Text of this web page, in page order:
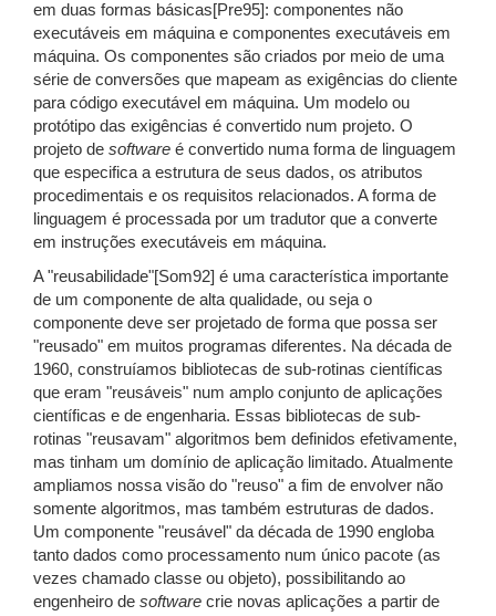
em duas formas básicas[Pre95]: componentes não
executáveis em máquina e componentes executáveis em
máquina. Os componentes são criados por meio de uma
série de conversões que mapeam as exigências do cliente
para código executável em máquina. Um modelo ou
protótipo das exigências é convertido num projeto. O
projeto de software é convertido numa forma de linguagem
que especifica a estrutura de seus dados, os atributos
procedimentais e os requisitos relacionados. A forma de
linguagem é processada por um tradutor que a converte
em instruções executáveis em máquina.
A "reusabilidade"[Som92] é uma característica importante
de um componente de alta qualidade, ou seja o
componente deve ser projetado de forma que possa ser
"reusado" em muitos programas diferentes. Na década de
1960, construíamos bibliotecas de sub-rotinas científicas
que eram "reusáveis" num amplo conjunto de aplicações
científicas e de engenharia. Essas bibliotecas de sub-
rotinas "reusavam" algoritmos bem definidos efetivamente,
mas tinham um domínio de aplicação limitado. Atualmente
ampliamos nossa visão do "reuso" a fim de envolver não
somente algoritmos, mas também estruturas de dados.
Um componente "reusável" da década de 1990 engloba
tanto dados como processamento num único pacote (as
vezes chamado classe ou objeto), possibilitando ao
engenheiro de software crie novas aplicações a partir de